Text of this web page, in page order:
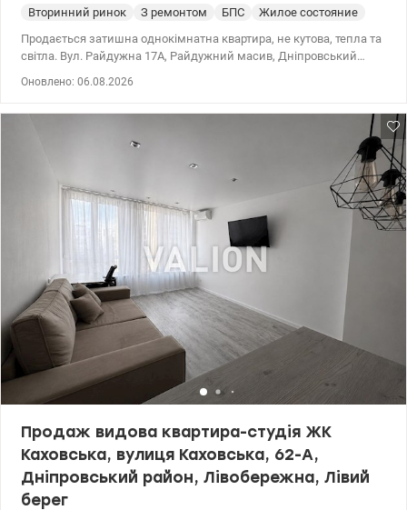
Вторинний ринок З ремонтом БПС
Жилое состояние
Продається затишна однокімнатна квартира, не кутова, тепла та
світла. Вул. Райдужна 17А, Райдужний масив, Дніпровський
постановами КМУ Nº280, Nº719, Nº214 та іншими програмами.
Характеристики квартири: Загальна площа — 33,7 м² Кухня — 8,1
м² Поверх — 16 / 16 У квартирі: Роздільний санвузол Засклений
балкон, оздоблений дерев’яною вагонкою Є кладова всередині
квартири Встановлено лічильники на гарячу та холодну воду.
Будинок доглянутий: Рік побудови — 1980 Будинок — БПС 2 ліфти
— пасажирський та вантажний Кооперативний будинок (ОСББ)
Інфраструктура: Поруч супермаркети, ТРЦ, аптеки, магазини,
авторинок, пошта, зони відпочинку та озеро з прогулянковими
зонами й спортивними майданчиками. Поряд багаторівневий
закритий паркінг. Транспорт: 20 хвилин транспортом до метро
Лівобережна 20 хвилин транспортом до метро Дарниця Поруч
нова транспортна розв’язка на Подільсько-Воскресенський міст
Недалеко зупинка міської електрички Чудовий варіант для
проживання або інвестиції під оренду. Ціна — 42 000 у.о.
Телефонуйте або пишіть у Viber / Telegram / WhatsApp: Валерій
Оновлено: 06.08.2026
Продаж видова квартира-студія ЖК
Каховська, вулиця Каховська, 62-А,
Дніпровський район, Лівобережна, Лівий
берег